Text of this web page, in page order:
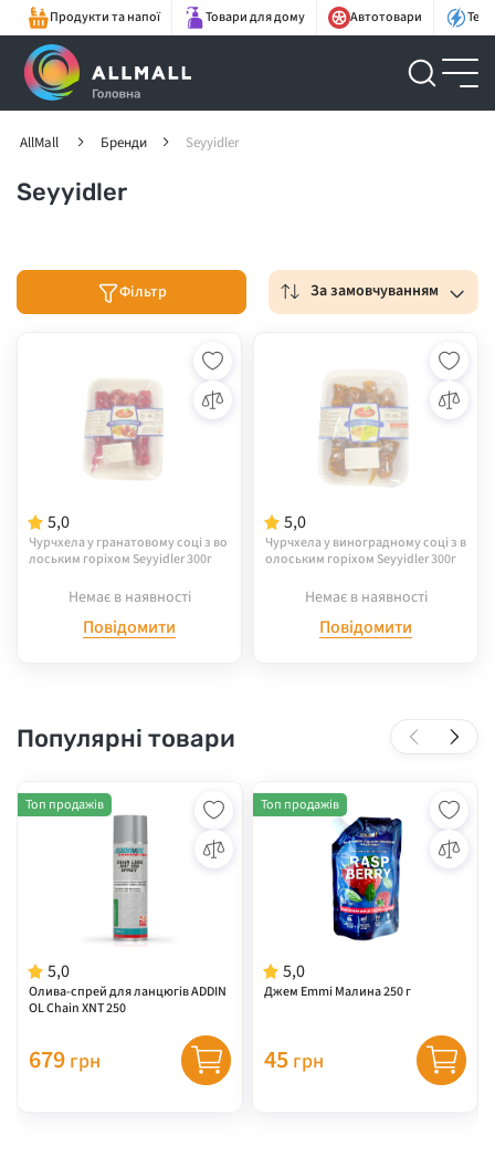
Продукти та напої Товари для дому Автотовари
AllMall Бренди Seyyidler
Seyyidler
Фільтр За замовчуванням
5,0
Чурчхела у гранатовому соці з во
лоським горіхом Seyyidler 300г
Немає в наявності
Повідомити
5,0
Чурчхела у виноградному соці з в
олоським горіхом Seyyidler 300г
Немає в наявності
Повідомити
Популярні товари
5,0
Олива-спрей для ланцюгів ADDIN
OL Chain XNT 250
Топ продажів
679 грн
5,0
Джем Emmi Малина 250 г
Топ продажів
45 грн